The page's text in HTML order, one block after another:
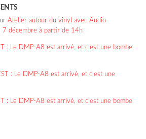
Atelier autour du vinyl avec Audio
7 décembre à partir de 14h
: Le DMP-A8 est arrivé, et c’est une bombe
: Le DMP-A8 est arrivé, et c’est une
: Le DMP-A8 est arrivé, et c’est une bombe